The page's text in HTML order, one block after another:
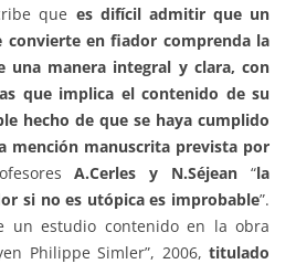
que es difícil admitir que un
convierte en fiador comprenda la
una manera integral y clara, con
que implica el contenido de su
hecho de que se haya cumplido
mención manuscrita prevista por
A.Cerles y N.Séjean “la
si no es utópica es improbable”.
un estudio contenido en la obra
Philippe Simler”, 2006, titulado